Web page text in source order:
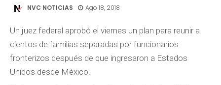
NVC NOTICIAS Ago 18, 2018
Un juez federal aprobó el viernes un plan para reunir a
cientos de familias separadas por funcionarios
fronterizos después de que ingresaron a Estados
Unidos desde México.